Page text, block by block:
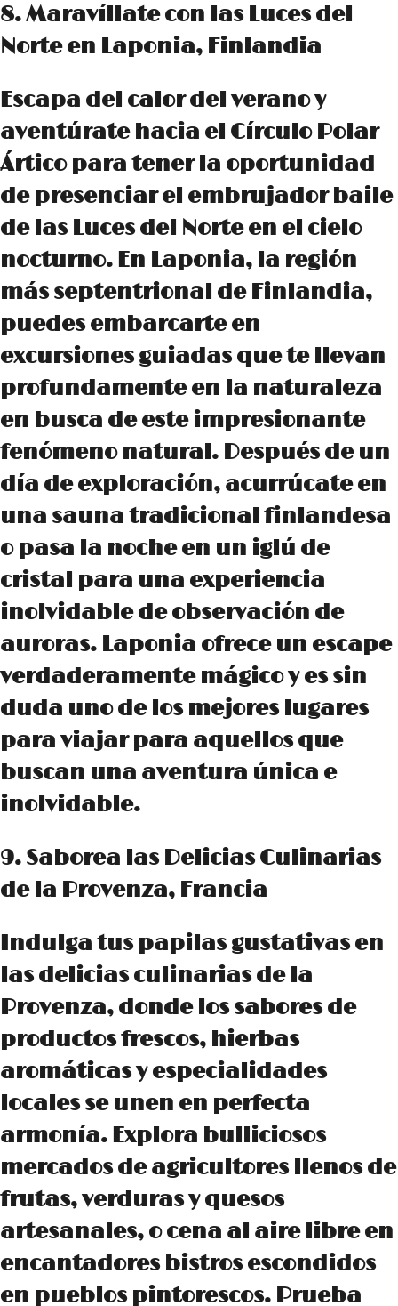
8. Maravíllate con las Luces del
Norte en Laponia, Finlandia
Escapa del calor del verano y
aventúrate hacia el Círculo Polar
Ártico para tener la oportunidad
de presenciar el embrujador baile
de las Luces del Norte en el cielo
nocturno. En Laponia, la región
más septentrional de Finlandia,
puedes embarcarte en
excursiones guiadas que te llevan
profundamente en la naturaleza
en busca de este impresionante
fenómeno natural. Después de un
día de exploración, acurrúcate en
una sauna tradicional finlandesa
o pasa la noche en un iglú de
cristal para una experiencia
inolvidable de observación de
auroras. Laponia ofrece un escape
verdaderamente mágico y es sin
duda uno de los mejores lugares
para viajar para aquellos que
buscan una aventura única e
inolvidable.
9. Saborea las Delicias Culinarias
de la Provenza, Francia
Indulga tus papilas gustativas en
las delicias culinarias de la
Provenza, donde los sabores de
productos frescos, hierbas
aromáticas y especialidades
locales se unen en perfecta
armonía. Explora bulliciosos
mercados de agricultores llenos de
frutas, verduras y quesos
artesanales, o cena al aire libre en
encantadores bistros escondidos
en pueblos pintorescos. Prueba